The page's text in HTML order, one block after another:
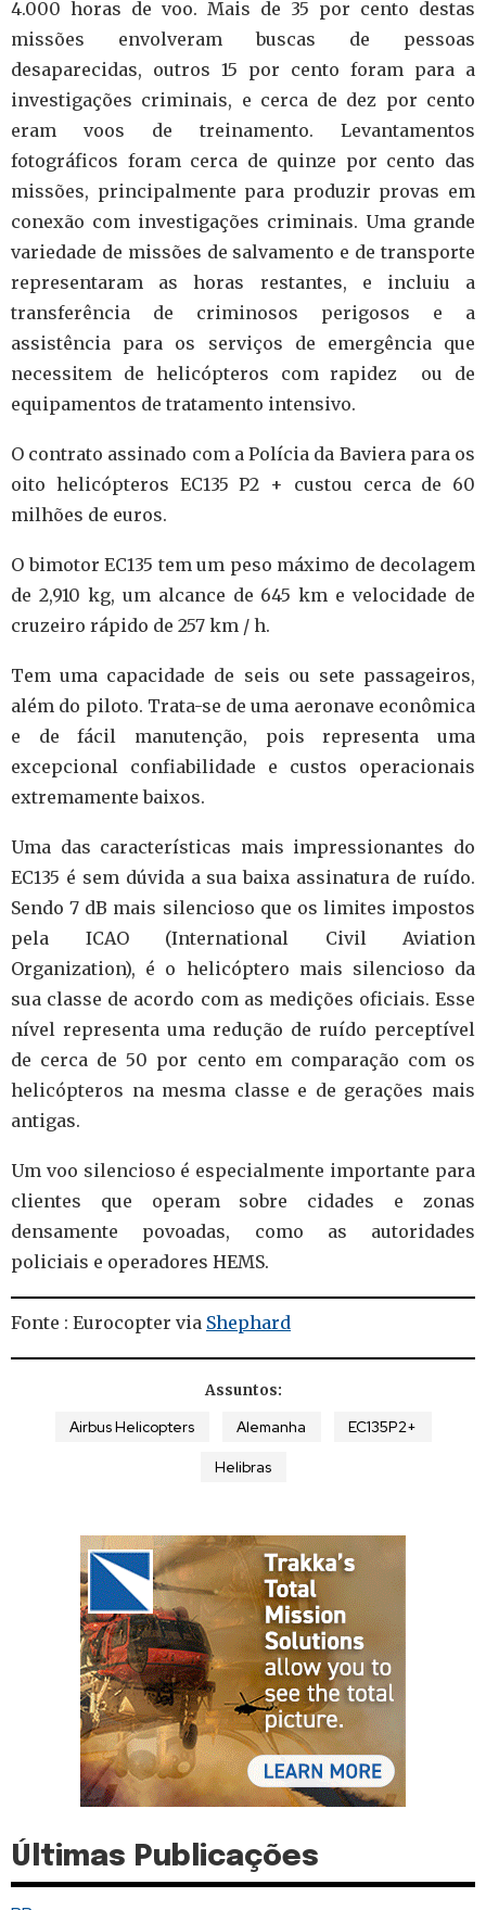
4.000 horas de voo. Mais de 35 por cento destas
missões envolveram buscas de pessoas
desaparecidas, outros 15 por cento foram para a
investigações criminais, e cerca de dez por cento
eram voos de treinamento. Levantamentos
fotográficos foram cerca de quinze por cento das
missões, principalmente para produzir provas em
conexão com investigações criminais. Uma grande
variedade de missões de salvamento e de transporte
representaram as horas restantes, e incluiu a
transferência de criminosos perigosos e a
assistência para os serviços de emergência que
necessitem de helicópteros com rapidez ou de
equipamentos de tratamento intensivo.
O contrato assinado com a Polícia da Baviera para os
oito helicópteros EC135 P2 + custou cerca de 60
milhões de euros.
O bimotor EC135 tem um peso máximo de decolagem
de 2,910 kg, um alcance de 645 km e velocidade de
cruzeiro rápido de 257 km / h.
Tem uma capacidade de seis ou sete passageiros,
além do piloto. Trata-se de uma aeronave econômica
e de fácil manutenção, pois representa uma
excepcional confiabilidade e custos operacionais
extremamente baixos.
Uma das características mais impressionantes do
EC135 é sem dúvida a sua baixa assinatura de ruído.
Sendo7 dB mais silencioso que os limites impostos
pela ICAO (International Civil Aviation
Organization), é o helicóptero mais silencioso da
sua classe de acordo com as medições oficiais. Esse
nível representa uma redução de ruído perceptível
de cerca de 50 por cento em comparação com os
helicópteros na mesma classe e de gerações mais
antigas.
Um voo silencioso é especialmente importante para
clientes que operam sobre cidades e zonas
densamente povoadas, como as autoridades
policiais e operadores HEMS.
Fonte : Eurocopter via Shephard
Assuntos:
Airbus Helicopters Alemanha EC135P2+
Helibras
Últimas Publicações